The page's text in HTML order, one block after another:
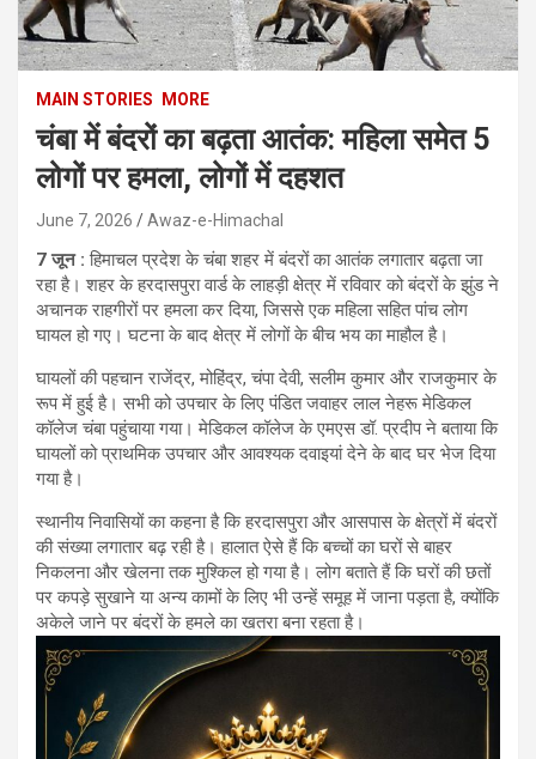
MAIN STORIES MORE
चंबा में बंदरों का बढ़ता आतंक: महिला समेत 5
लोगों पर हमला, लोगों में दहशत
June 7, 2026 Awaz-e-Himachal
7 जून :हिमाचल प्रदेश के चंबा शहर में बंदरों का आतंक लगातार बढ़ता जा
रहा है। शहर के हरदासपुरा वार्ड के लाहड़ी क्षेत्र में रविवार को बंदरों के झुंड ने
अचानक राहगीरों पर हमला कर दिया, जिससे एक महिला सहित पांच लोग
घायल हो गए। घटना के बाद क्षेत्र में लोगों के बीच भय का माहौल है।
घायलों की पहचान राजेंद्र, मोहिंद्र, चंपा देवी, सलीम कुमार और राजकुमार के
रूप में हुई है। सभी को उपचार के लिए पंडित जवाहर लाल नेहरू मेडिकल
कॉलेज चंबा पहुंचाया गया। मेडिकल कॉलेज के एमएस डॉ. प्रदीप ने बताया कि
घायलों को प्राथमिक उपचार और आवश्यक दवाइयां देने के बाद घर भेज दिया
गया है।
स्थानीय निवासियों का कहना है कि हरदासपुरा और आसपास के क्षेत्रों में बंदरों
की संख्या लगातार बढ़ रही है। हालात ऐसे हैं कि बच्चों का घरों से बाहर
निकलना और खेलना तक मुश्किल हो गया है। लोग बताते हैं कि घरों की छतों
पर कपड़े सुखाने या अन्य कामों के लिए भी उन्हें समूह में जाना पड़ता है, क्योंकि
अकेले जाने पर बंदरों के हमले का खतरा बना रहता है।